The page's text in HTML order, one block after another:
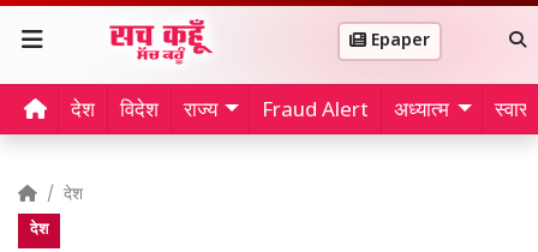
Epaper
देश विदेश राज्य Fraud Alert अध्यात्म
देश
देश